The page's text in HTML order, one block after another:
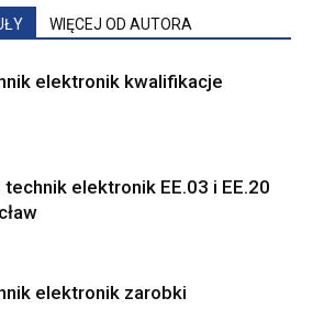
WIĘCEJ OD AUTORA
elektronik kwalifikacje
technik elektronik EE.03 i EE.20
elektronik zarobki